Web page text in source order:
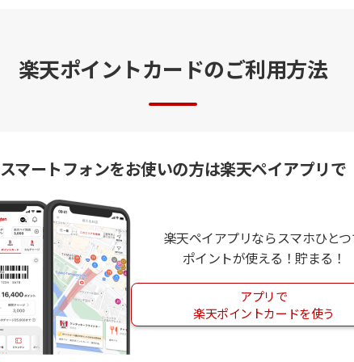
楽天ポイントカードのご利用方法
スマートフォンをお使いの方は楽天ペイアプリで
楽天ペイアプリならスマホひと
ポイントが使える！貯まる！
アプリで
楽天ポイントカードを使う